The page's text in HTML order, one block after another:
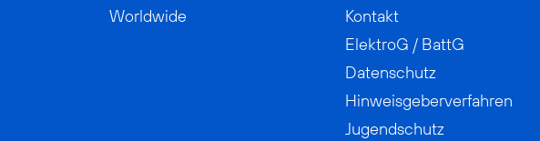
Worldwide
Kontakt
ElektroG / BattG
Datenschutz
Hinweisgeberverfahren
Jugendschutz